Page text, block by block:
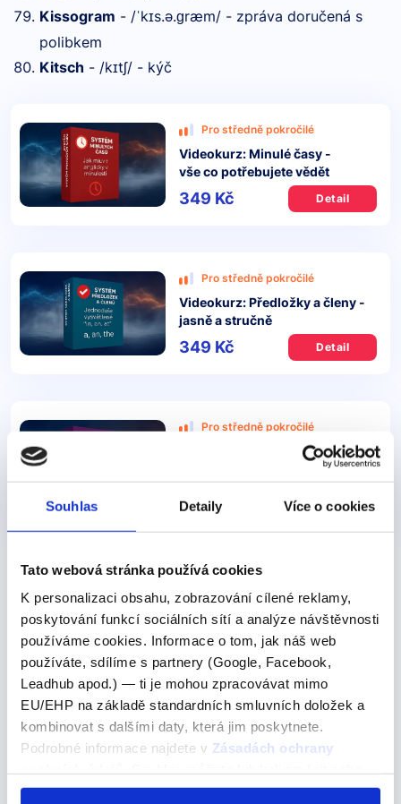
Souhlas Detaily Více o cookies
Tato webová stránka používá cookies
K personalizaci obsahu, zobrazování cílené reklamy,
poskytování funkcí sociálních sítí a analýze návštěvnosti
používáme cookies. Informace o tom, jak náš web
používáte, sdílíme s partnery (Google, Facebook,
Leadhub apod.) — ti je mohou zpracovávat mimo
EU/EHP na základě standardních smluvních doložek a
kombinovat s dalšími daty, která jim poskytnete.
Podrobné informace najdete v Zásadách ochrany
odvolat v nastavení cookies, případně se obrátit na
Kissogram - /ˈkɪs.ə.ɡræm/ - zpráva doručená s
polibkem
Kitsch - /kɪtʃ/ - kýč
Pro středně pokročilé
Videokurz: Minulé časy -
vše co potřebujete vědět
349 Kč Detail
Pro středně pokročilé
Videokurz: Předložky a členy -
jasně a stručně
349 Kč Detail
Pro středně pokročilé
Videokurz: Podmínkové věty -
Chcete ovládnoutangličtinusnadno a efektivně, ať už
sedíte doma na pohovce nebo cestujete? Připojte se k
našimindividuálním kurzům angličtiny nebo si
zakupte naše
anglické videokurzy
, které jsou
navrženy tak, aby vyhovovaly právě vašim potřebám a
stylu učení. Nabízíme takéPDF anglické manuály